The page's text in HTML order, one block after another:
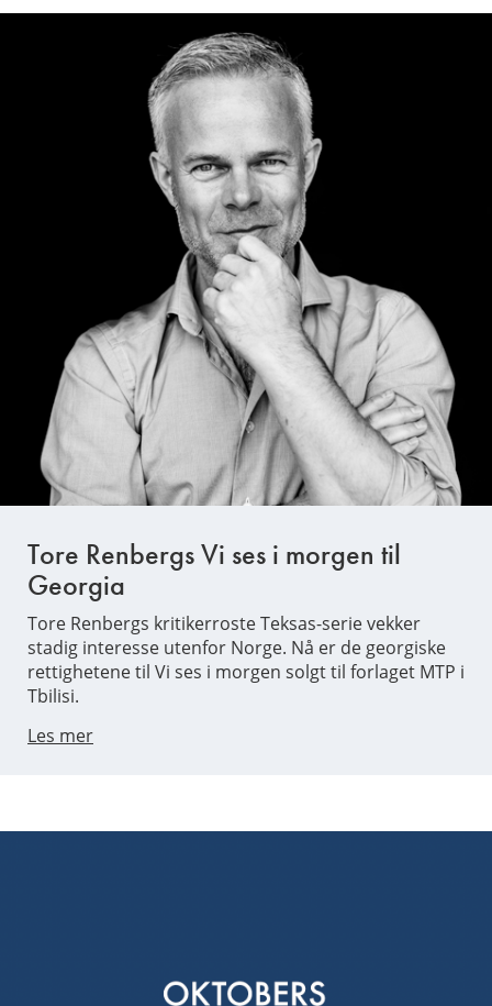
Tore Renbergs Vi ses i morgen til
Georgia
Tore Renbergs kritikerroste Teksas-serie vekker
stadig interesse utenfor Norge. Nå er de georgiske
rettighetene til Vi ses i morgen solgt til forlaget MTP i
Tbilisi.
Les mer